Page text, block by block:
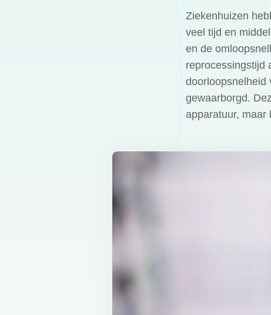
Ziekenhuizen
veel tijd en
en de
reprocessingstijd
doorloopsnelheid
gewaarborgd.
apparatuur, maar